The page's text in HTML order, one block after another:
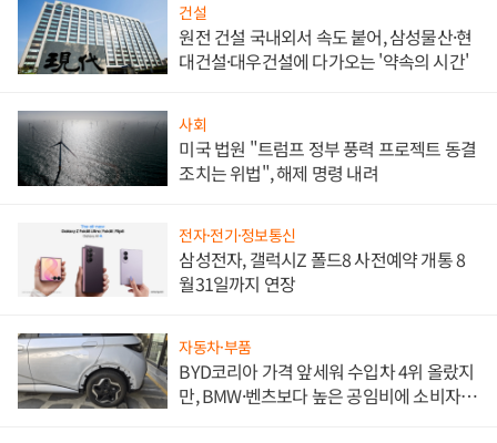
건설
원전 건설 국내외서 속도 붙어, 삼성물산·현
대건설·대우건설에 다가오는 '약속의 시간'
사회
미국 법원 "트럼프 정부 풍력 프로젝트 동결
조치는 위법", 해제 명령 내려
전자·전기·정보통신
삼성전자, 갤럭시Z 폴드8 사전예약 개통 8
월31일까지 연장
자동차·부품
BYD코리아 가격 앞세워 수입차 4위 올랐지
만, BMW·벤츠보다 높은 공임비에 소비자